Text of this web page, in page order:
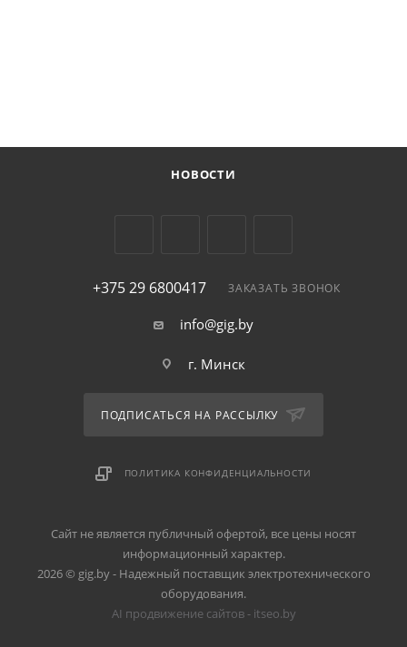
НОВОСТИ
+375 29 6800417 ЗАКАЗАТЬ ЗВОНОК
info@gig.by
г. Минск
ПОДПИСАТЬСЯ НА РАССЫЛКУ
ПОЛИТИКА КОНФИДЕНЦИАЛЬНОСТИ
Сайт не является публичный офертой, все цены носят
информационный характер.
2026 © gig.by - Надежный поставщик электротехнического
оборудования.
AI продвижение сайтов - itseo.by